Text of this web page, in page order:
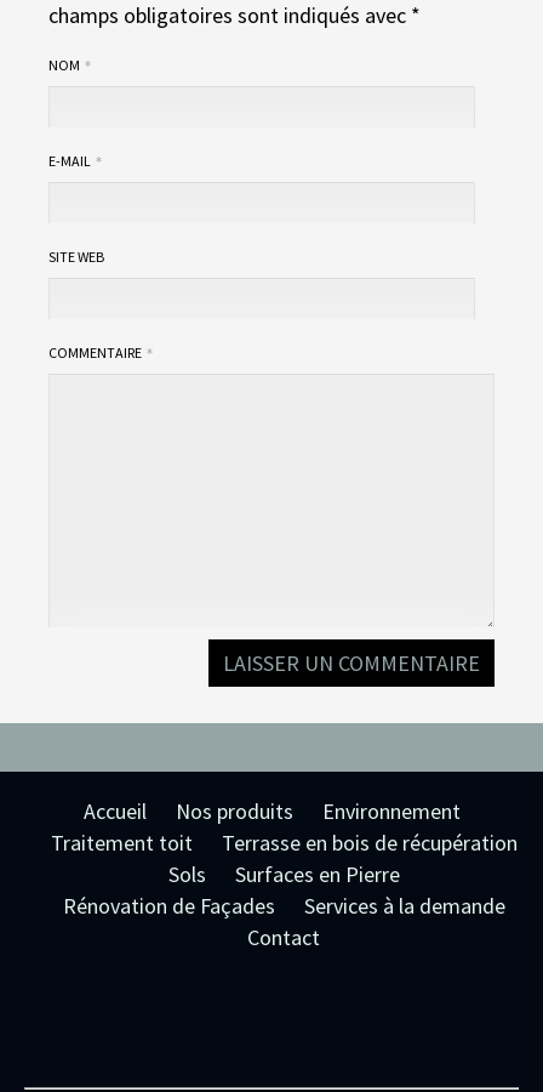
champs obligatoires sont indiqués avec *
NOM
E-MAIL
SITE WEB
COMMENTAIRE
Accueil Nos produits
Environnement
Traitement toit
Terrasse en bois de récupération
Sols
Surfaces en Pierre
Rénovation de Façades
Services à la demande
Contact